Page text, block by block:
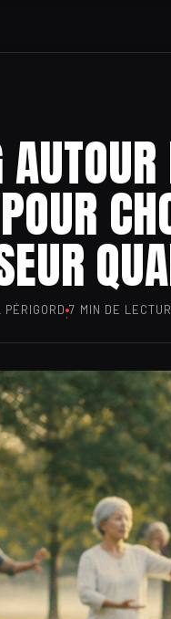
·7 MIN DE